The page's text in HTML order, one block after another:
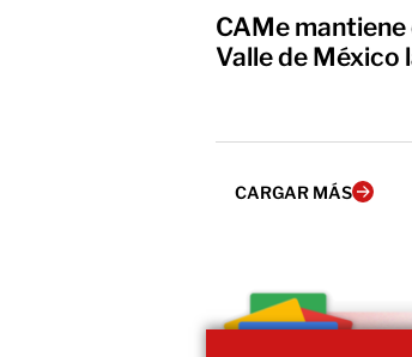
CAMe mantiene
Valle de México
CARGAR MÁS